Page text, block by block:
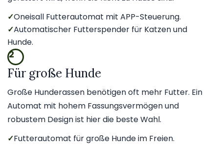
✓Oneisall Futterautomat mit APP-Steuerung.
✓Automatischer Futterspender für Katzen und
Hunde.
2
Für große Hunde
Große Hunderassen benötigen oft mehr Futter. Ein
Automat mit hohem Fassungsvermögen und
robustem Design ist hier die beste Wahl.
✓Futterautomat für große Hunde im Freien.